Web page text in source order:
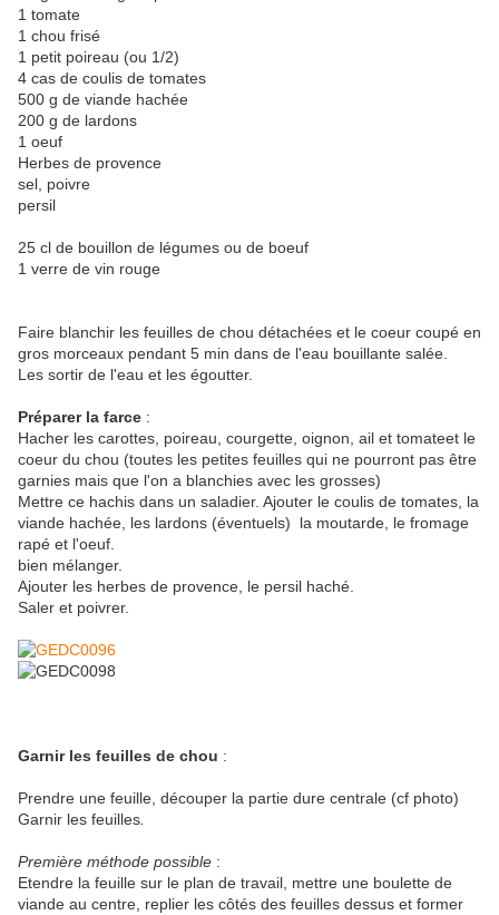
1 tomate
1 chou frisé
1 petit poireau (ou 1/2)
4 cas de coulis de tomates
500 g de viande hachée
200 g de lardons
1 oeuf
Herbes de provence
sel, poivre
persil
25 cl de bouillon de légumes ou de boeuf
1 verre de vin rouge
Faire blanchir les feuilles de chou détachées et le coeur coupé en
gros morceaux pendant 5 min dans de l'eau bouillante salée.
Les sortir de l'eau et les égoutter.
Préparer la farce :
Hacher les carottes, poireau, courgette, oignon, ail et tomateet le
coeur du chou (toutes les petites feuilles qui ne pourront pas être
garnies mais que l'on a blanchies avec les grosses)
Mettre ce hachis dans un saladier. Ajouter le coulis de tomates, la
viande hachée, les lardons (éventuels) la moutarde, le fromage
rapé et l'oeuf.
bien mélanger.
Ajouter les herbes de provence, le persil haché.
Saler et poivrer.
Garnir les feuilles de chou :
Prendre une feuille, découper la partie dure centrale (cf photo)
Garnir les feuilles
Première méthode possible :
Etendre la feuille sur le plan de travail, mettre une boulette de
viande au centre, replier les côtés des feuilles dessus et former